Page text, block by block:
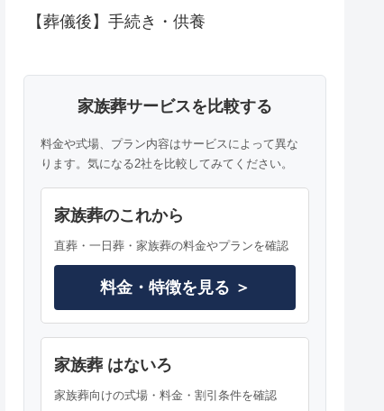
【葬儀後】手続き・供養
家族葬サービスを比較する
料金や式場、プラン内容はサービスによって異な
ります。気になる2社を比較してみてください。
家族葬のこれから
直葬・一日葬・家族葬の料金やプランを確認
料金・特徴を見る ＞
家族葬 はないろ
家族葬向けの式場・料金・割引条件を確認